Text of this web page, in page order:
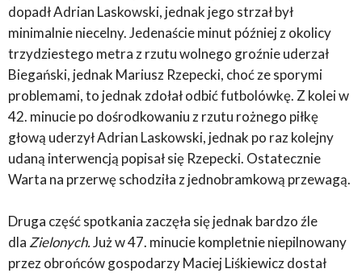
dopadł Adrian Laskowski, jednak jego strzał był
minimalnie niecelny. Jedenaście minut później z okolicy
trzydziestego metra z rzutu wolnego groźnie uderzał
Biegański, jednak Mariusz Rzepecki, choć ze sporymi
problemami, to jednak zdołał odbić futbolówkę. Z kolei w
42. minucie po dośrodkowaniu z rzutu rożnego piłkę
głową uderzył Adrian Laskowski, jednak po raz kolejny
udaną interwencją popisał się Rzepecki. Ostatecznie
Warta na przerwę schodziła z jednobramkową przewagą.
Druga część spotkania zaczęła się jednak bardzo źle
dla Zielonych.Już w 47. minucie kompletnie niepilnowany
przez obrońców gospodarzy Maciej Liśkiewicz dostał